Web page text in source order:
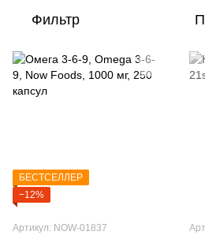
Фильтр
БЕСТСЕЛЛЕР
−12%
Артикул: NOW-01837